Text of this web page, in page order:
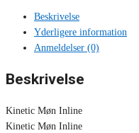
Beskrivelse
Yderligere information
Anmeldelser (0)
Beskrivelse
Kinetic Møn Inline
Kinetic Møn Inline